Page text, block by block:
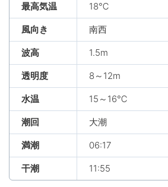
最高気温 18℃
風向き 南西
波高 1.5m
透明度 8～12m
水温 15～16℃
潮回 大潮
満潮 06:17
干潮 11:55